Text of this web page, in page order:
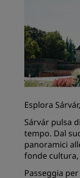
Esplora
Sárvár pulsa
tempo. Dal
panoramici
fonde cultura,
Passeggia